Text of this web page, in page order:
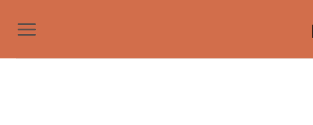
contenido